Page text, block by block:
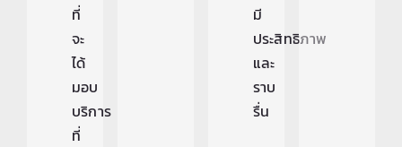
ที่
จะ
ได้
มอบ
บริการ
ที่
มี
ประสิทธิภาพ
และ
ราบ
รื่น